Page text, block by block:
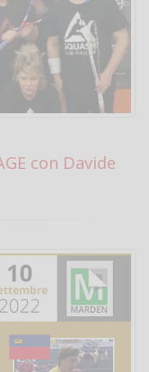
con Davide